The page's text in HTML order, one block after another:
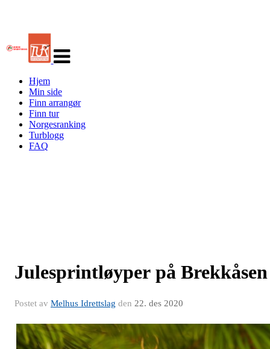
navigasjon
Hjem
Min side
Finn arrangør
Finn tur
Norgesranking
Turblogg
FAQ
Julesprintløyper på Brekkåsen
Postet av Melhus Idrettslag den 22. des 2020